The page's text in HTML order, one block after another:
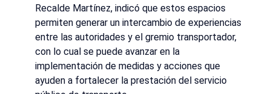
Recalde Martínez, indicó que estos espacios
permiten generar un intercambio de experiencias
entre las autoridades y el gremio transportador,
con lo cual se puede avanzar en la
implementación de medidas y acciones que
ayuden a fortalecer la prestación del servicio